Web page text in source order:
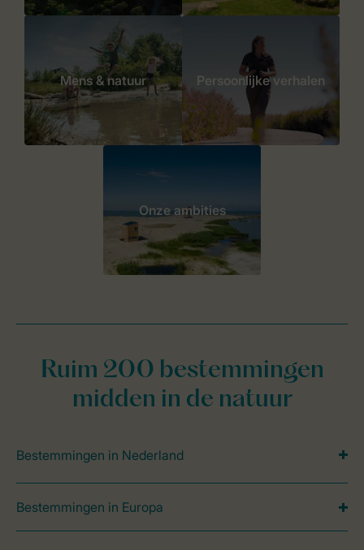
Mens & natuur Persoonlijke verhalen
Onze ambities
Ruim 200 bestemmingen
midden in de natuur
Bestemmingen in Nederland
Bestemmingen in Europa